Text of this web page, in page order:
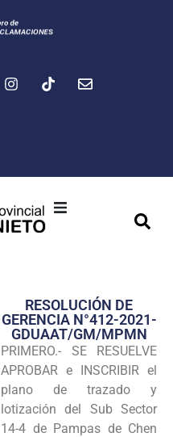
Transparencia
Seguridad
Programas
Intranet
RESOLUCIÓN DE
GERENCIA N°412-2021-
GDUAAT/GM/MPMN
PRIMERO.- SE RESUELVE
APROBAR e INSCRIBIR el
plano de trazado y
lotización del Sub Sector
14-4 de Pampas de Chen